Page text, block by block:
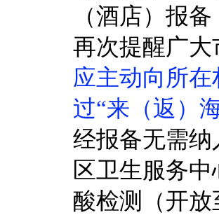
（酒店）报
再次提醒广
应主动向所
过“来（返）
经报备无需
区卫生服务
酸检测（开放